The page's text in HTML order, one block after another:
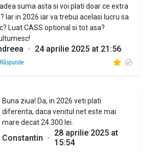
suma asta si voi plati doar ce extra
Iar in 2026 iar va trebui acelasi lucru sa
Luat CASS optional si tot asa?
- 24 aprilie 2025 at 21:56
Răspunde
Buna ziua! Da, in 2026 veti plati
diferenta, daca venitul net este mai
mare decat 24.300 lei.
Constantin - 28 aprilie 2025 at
15:54